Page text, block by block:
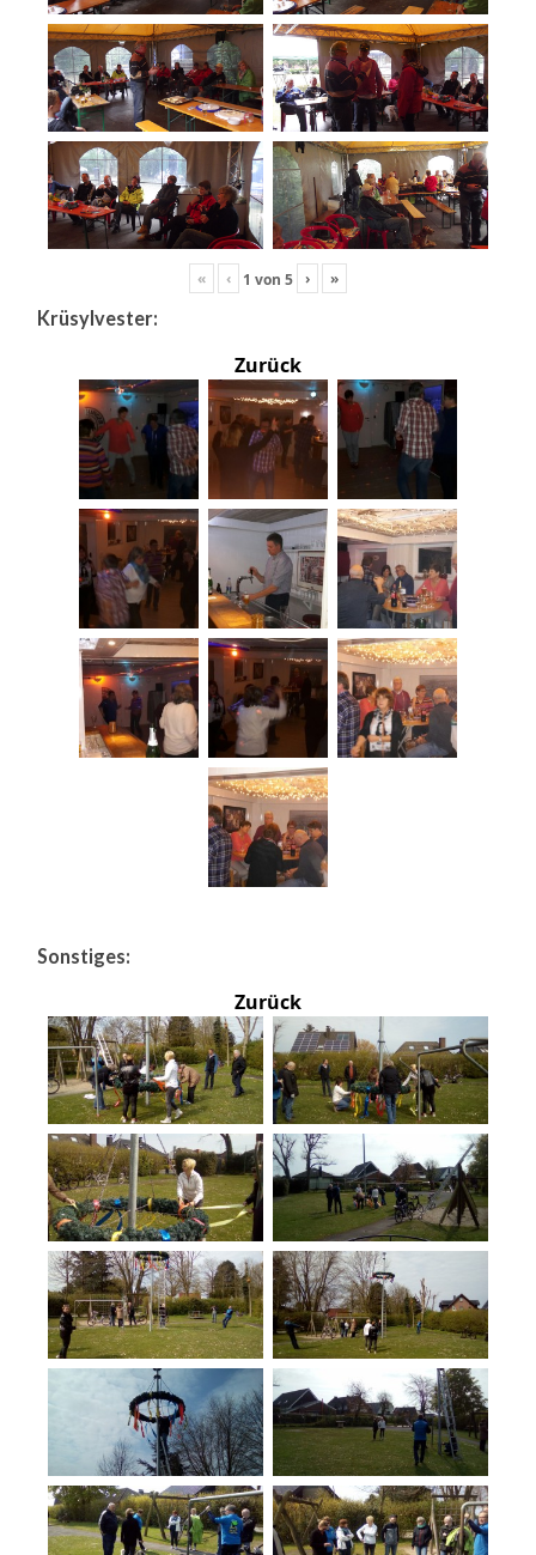
« ‹ 1 von 5 › »
Krüsylvester:
Zurück
Sonstiges:
Zurück